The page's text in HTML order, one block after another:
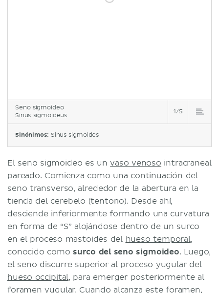
Seno sigmoideo
Sinus sigmoideus
1/5
Sinónimos: Sinus sigmoides
El seno sigmoideo es unvaso venoso intracraneal
pareado. Comienza como una continuación del
seno transverso, alrededor de la abertura en la
tienda del cerebelo (tentorio). Desde ahí,
desciende inferiormente formando una curvatura
en forma de “S” alojándose dentro de un surco
en el proceso mastoides del hueso temporal,
conocido como surco del seno sigmoideo. Luego,
el seno discurre superior al proceso yugular del
hueso occipital, para emerger posteriormente al
foramen yugular. Cuando alcanza este foramen,